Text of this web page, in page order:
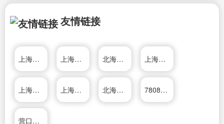
友情链接
上海大来网络科技有限公司 上海利雄置业发展有限公司 北海365房产网 上海房产网
上海好施阀门有限公司 上海好施阀门有限公司 北海房产超市网 7808口碑创业网
营口房产信息网